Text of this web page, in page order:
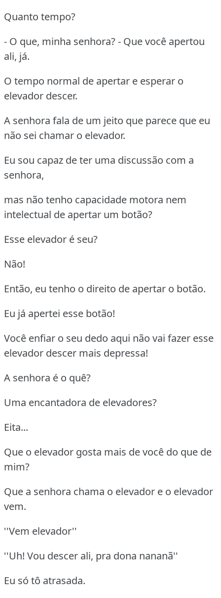
Quanto tempo?
- O que, minha senhora? - Que você apertou
ali, já.
O tempo normal de apertar e esperar o
elevador descer.
A senhora fala de um jeito que parece que eu
não sei chamar o elevador.
Eu sou capaz de ter uma discussão com a
senhora,
mas não tenho capacidade motora nem
intelectual de apertar um botão?
Esse elevador é seu?
Não!
Então, eu tenho o direito de apertar o botão.
Eu já apertei esse botão!
Você enfiar o seu dedo aqui não vai fazer esse
elevador descer mais depressa!
A senhora é o quê?
Uma encantadora de elevadores?
Eita...
Que o elevador gosta mais de você do que de
mim?
Que a senhora chama o elevador e o elevador
vem.
''Vem elevador''
''Uh! Vou descer ali, pra dona nananã''
Eu só tô atrasada.